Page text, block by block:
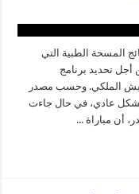
المسحة الطبية التي
تحديد برنامج
الجيش الملكي. وحسب مصدر
عادي، في حال جاءت
أن مباراة ...